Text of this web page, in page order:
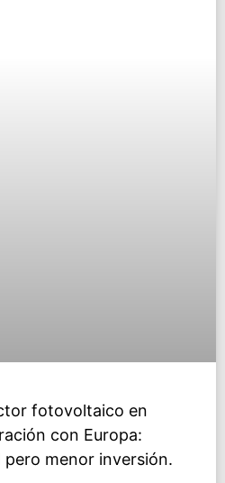
fotovoltaico en
con Europa:
menor inversión.